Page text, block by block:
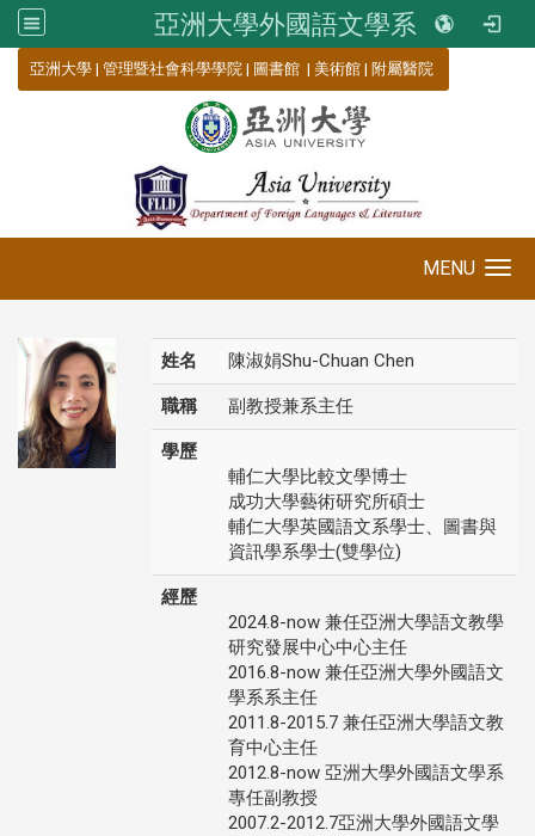
亞洲大學外國語文學系
亞洲大學 | 管理暨社會科學學院 | 圖書館 | 美術館 | 附屬醫院
MENU
姓名 陳淑娟Shu-Chuan Chen
職稱 副教授兼系主任
學歷
輔仁大學比較文學博士
成功大學藝術研究所碩士
輔仁大學英國語文系學士、圖書與
資訊學系學士(雙學位)
經歷
2024.8-now 兼任亞洲大學語文教學
研究發展中心中心主任
2016.8-now 兼任亞洲大學外國語文
學系系主任
2011.8-2015.7 兼任亞洲大學語文教
育中心主任
2012.8-now 亞洲大學外國語文學系
專任副教授
2007.2-2012.7亞洲大學外國語文學